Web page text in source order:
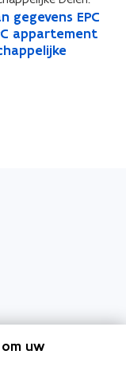
gegevens EPC
appartement
uw